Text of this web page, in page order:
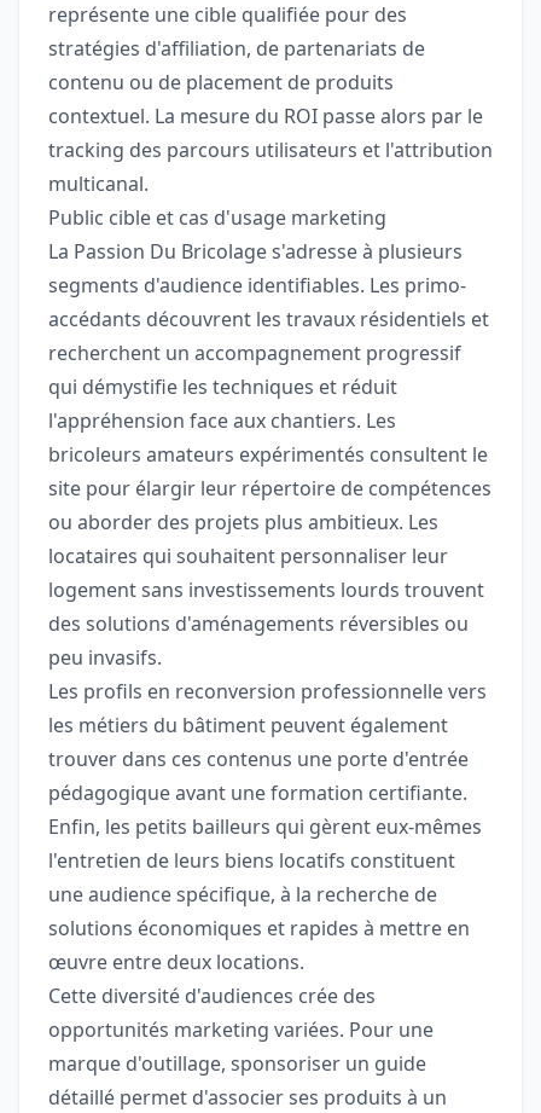
représente une cible qualifiée pour des
stratégies d'affiliation, de partenariats de
contenu ou de placement de produits
contextuel. La mesure du ROI passe alors par le
tracking des parcours utilisateurs et l'attribution
multicanal.
Public cible et cas d'usage marketing
La Passion Du Bricolage s'adresse à plusieurs
segments d'audience identifiables. Les primo-
accédants découvrent les travaux résidentiels et
recherchent un accompagnement progressif
qui démystifie les techniques et réduit
l'appréhension face aux chantiers. Les
bricoleurs amateurs expérimentés consultent le
site pour élargir leur répertoire de compétences
ou aborder des projets plus ambitieux. Les
locataires qui souhaitent personnaliser leur
logement sans investissements lourds trouvent
des solutions d'aménagements réversibles ou
peu invasifs.
Les profils en reconversion professionnelle vers
les métiers du bâtiment peuvent également
trouver dans ces contenus une porte d'entrée
pédagogique avant une formation certifiante.
Enfin, les petits bailleurs qui gèrent eux-mêmes
l'entretien de leurs biens locatifs constituent
une audience spécifique, à la recherche de
solutions économiques et rapides à mettre en
œuvre entre deux locations.
Cette diversité d'audiences crée des
opportunités marketing variées. Pour une
marque d'outillage, sponsoriser un guide
détaillé permet d'associer ses produits à un